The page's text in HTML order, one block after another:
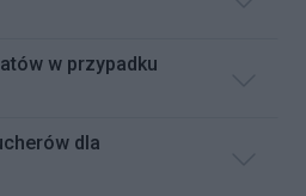
w przypadku
dla